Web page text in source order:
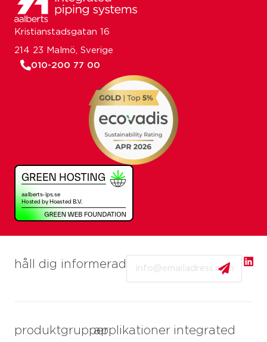
håll dig informerad
produktgrupperapplikationer integrated
Kristianstadsgatan 16
214 23 Malmö, Sverige
010-200 77 00